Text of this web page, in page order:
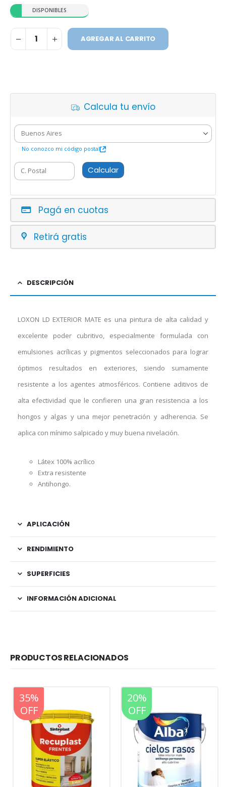
DISPONIBLES
AGREGAR AL CARRITO
Calcula tu envío
No conozco mi código postal
Calcular
Pagá en cuotas
Retirá gratis
DESCRIPCIÓN
LOXON LD EXTERIOR MATE es una pintura de alta calidad y
excelente poder cubritivo, especialmente formulada con
emulsiones acrílicas y pigmentos seleccionados para lograr
óptimos resultados en exteriores, siendo sumamente
resistente a los agentes atmosféricos. Contiene aditivos de
alta efectividad que le confieren una gran resistencia a los
hongos y algas y una mejor penetración y adherencia. Se
aplica con mínimo salpicado y muy buena nivelación.
Látex 100% acrílico
Extra resistente
Antihongo.
APLICACIÓN
RENDIMIENTO
SUPERFICIES
INFORMACIÓN ADICIONAL
PRODUCTOS RELACIONADOS
20%
OFF
35%
OFF
20%
OFF